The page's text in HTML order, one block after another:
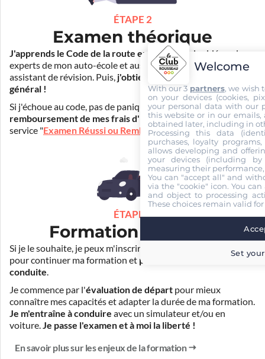
ÉTAPE 2
Examen théorique
J'apprends le Code de la route en ligne. Je suis aidé par les
experts de mon auto-école et aussi par Mister Codes, mon
assistant de révision. Puis, j'obtiens l'examen théorique
général !
Si j'échoue au code, pas de panique ! Je peux bénéficier du
remboursement de mes frais d'inscription(30€) grâce au
service "Examen Réussi ou Remboursé".
ÉTAPE 3
Formation pratique
Si je le souhaite, je peux m'inscrire auprès de mon auto-école
pour continuer ma formation et prendre des cours de
conduite.
Je commence par l'évaluation de départ pour mieux
connaître mes capacités et adapter la durée de ma formation.
Je m'entraîne à conduire avec un simulateur et/ou en
voiture. Je passe l'examen et à moi la liberté !
En savoir plus sur les enjeux de la formation
Welcome
With our 3 partners, we wish
on your devices (cookies,
your personal data with our
this website or in our emails,
obtained later, including in
Processing this data
purchases, loyalty
allows developing and
your devices (including
measuring their
You can "accept all" and
via the "cookie" icon. You
and object to processing
These choices remain valid
Set